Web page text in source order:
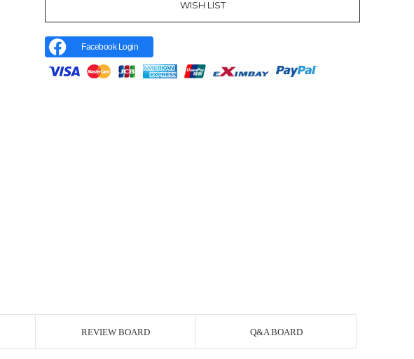
WISH LIST
Facebook Login
REVIEW BOARD Q&A BOARD